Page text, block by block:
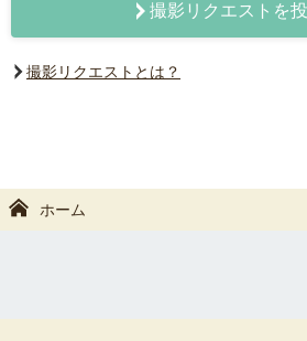
撮影リクエストを
撮影リクエストとは？
ホーム